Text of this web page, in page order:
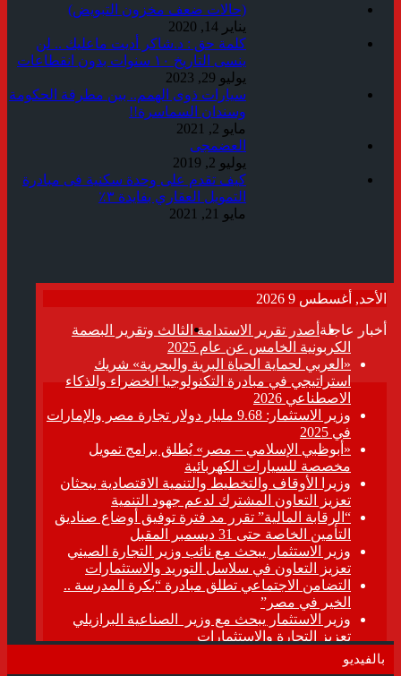
(حالات ضعف مخزون التبويض)
يناير 14, 2020
كلمة حق : د.شاكر أديت ماعليك .. لن
ينسى التاريخ ١٠ سنوات بدون انقطاعات
يوليو 29, 2023
سيارات ذوى الهمم.. بين مطرقة الحكومة
وسندان السماسرة!!
مايو 2, 2021
العضمجى
يوليو 2, 2019
كيف تقدم على وحدة سكنية فى مبادرة
التمويل العقاري بفايدة ٣٪
مايو 21, 2021
بالفيديو